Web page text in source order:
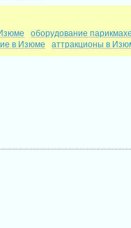
оборудование
в Изюме аттракционы в